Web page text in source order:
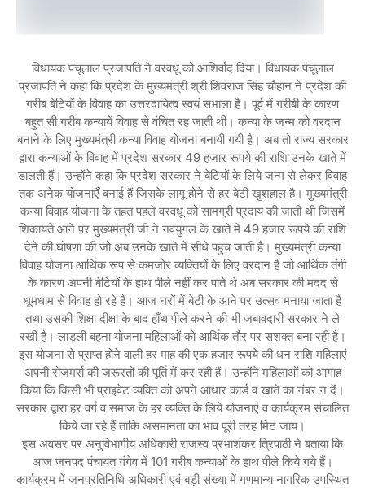
विधायक पंचूलाल प्रजापति ने वरवधू को आशिर्वाद दिया। विधायक पंचूलाल
प्रजापति ने कहा कि प्रदेश के मुख्यमंत्री श्री शिवराज सिंह चौहान ने प्रदेश की
गरीब बेटियों के विवाह का उत्तरदायित्व स्वयं सभाला है। पूर्व में गरीबी के कारण
बहुत सी गरीब कन्यायें विवाह से वंचित रह जाती थी। कन्या के जन्म को वरदान
बनाने के लिए मुख्यमंत्री कन्या विवाह योजना बनायी गयी है। अब तो राज्य सरकार
द्वारा कन्याओं के विवाह में प्रदेश सरकार 49 हजार रूपये की राशि उनके खाते में
डालती हैं। उन्होंने कहा कि प्रदेश सरकार ने बेटियों के लिये जन्म से लेकर विवाह
तक अनेक योजनाएँ बनाई हैं जिसके लागू होने से हर बेटी खुशहाल है। मुख्यमंत्री
कन्या विवाह योजना के तहत पहले वरवधू को सामग्री प्रदाय की जाती थी जिसमें
शिकायतें आने पर मुख्यमंत्री जी ने नवयुगल के खाते में 49 हजार रूपये की राशि
देने की घोषणा की जो अब उनके खाते में सीधे पहुंच जाती है। मुख्यमंत्री कन्या
विवाह योजना आर्थिक रूप से कमजोर व्यक्तियों के लिए वरदान है जो आर्थिक तंगी
के कारण अपनी बेटियों के हाथ पीले नहीं कर पाते थे अब सरकार की मदद से
धूमधाम से विवाह हो रहे हैं। आज घरों में बेटी के आने पर उत्सव मनाया जाता है
तथा उसकी शिक्षा दीक्षा के बाद हाँथ पीले करने की भी जबावदारी सरकार ने ले
रखी है। लाड़ली बहना योजना महिलाओं को आर्थिक तौर पर सशक्त बना रही है।
इस योजना से प्राप्त होने वाली हर माह की एक हजार रूपये की धन राशि महिलाएं
अपनी रोजमर्रा की जरूरतों की पूर्ति में कर रही हैं। उन्होंने महिलाओं को आगाह
किया कि किसी भी प्राइवेट व्यक्ति को अपने आधार कार्ड व खाते का नंबर न दें।
सरकार द्वारा हर वर्ग व समाज के हर व्यक्ति के लिये योजनाएं व कार्यक्रम संचालित
किये जा रहे हैं ताकि असमानता का भाव पूरी तरह मिट जाय।
इस अवसर पर अनुविभागीय अधिकारी राजस्व प्रभाशंकर त्रिपाठी ने बताया कि
आज जनपद पंचायत गंगेव में 101 गरीब कन्याओं के हाथ पीले किये गये हैं।
कार्यक्रम में जनप्रतिनिधि अधिकारी एवं बड़ी संख्या में गणमान्य नागरिक उपस्थित